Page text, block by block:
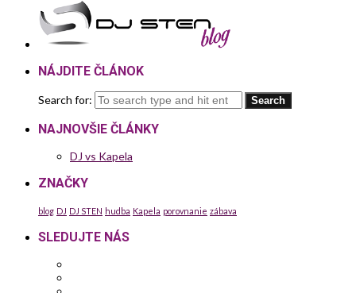
NÁJDITE ČLÁNOK
Search for:
NAJNOVŠIE ČLÁNKY
DJ vs Kapela
ZNAČKY
blog DJ DJ STEN hudba Kapela porovnanie zábava
SLEDUJTE NÁS